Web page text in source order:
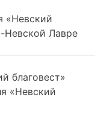
«Невский
Невской Лавре
«Невский